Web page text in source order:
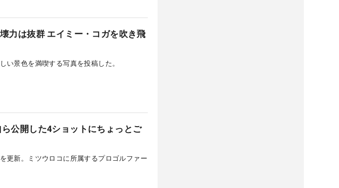
力は抜群 エイミー・コガを吹き飛
い景色を満喫する写真を投稿した。
公開した4ショットにちょっとご
更新。ミツウロコに所属するプロゴルファー